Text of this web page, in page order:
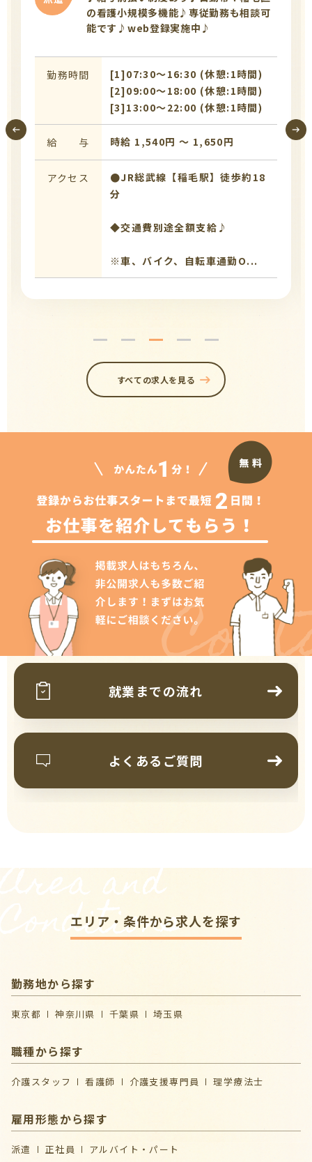
勤務♪【時給：最大1,620円！】週5日勤
務/稲毛区の小規模多機能/web登録実施
09:00〜18:00 (休憩:1時間)
給 与 時給 1,500円 〜 1,620円
アクセス
『稲毛駅』より京成バス乗車後
『宮の杜カエデ通り』にて下車
※バス乗車時間約18分、下車後
すべての求人を見る
就業までの流れ
よくあるご質問
Area and
Conditions
エリア・条件から求人を探す
勤務地から探す
東京都 神奈川県 千葉県 埼玉県
職種から探す
介護スタッフ 看護師 介護支援専門員 理学療法士
雇用形態から探す
派遣 正社員 アルバイト・パート